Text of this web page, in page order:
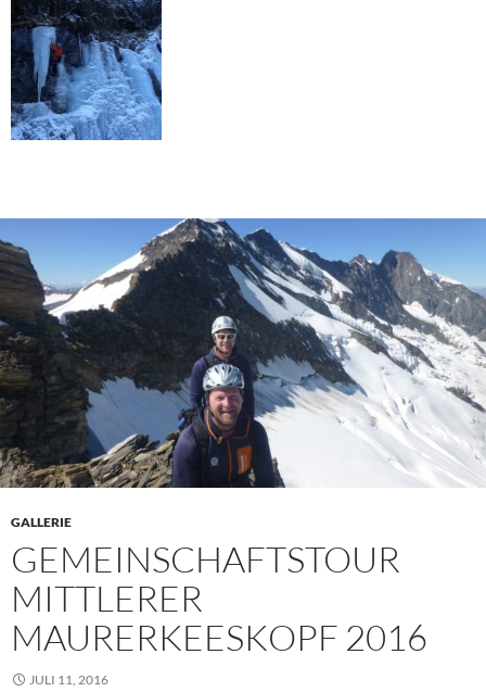
GALLERIE
GEMEINSCHAFTSTOUR
MITTLERER
MAURERKEESKOPF 2016
JULI 11, 2016